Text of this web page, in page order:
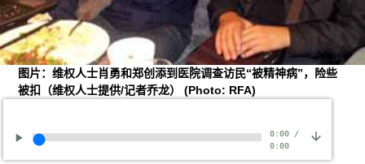
图片：维权人士肖勇和郑创添到医院调查访民“被精神病”，险些
被扣（维权人士提供/记者乔龙）(Photo: RFA)
0:00/
0:00